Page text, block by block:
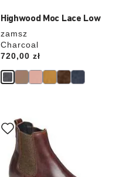
Highwood Moc Lace Low
zamsz
Charcoal
Price:
720,00 zł
koloru
spowoduje
zmianę
zdjęcia
produktu